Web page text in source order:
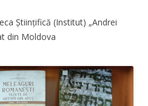
Științifică (Institut) „Andrei
din Moldova